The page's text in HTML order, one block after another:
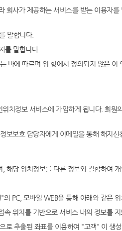
사가 제공하는 서비스를 받는 이용자
말합니다.
를 말합니다.
바에 따르며 위 항에서 정의되지 않은
치정보 서비스에 가입하게 됩니다. 회
보호 담당자에게 이메일을 통해 해지신
해당 위치정보를 다른 정보와 결합하여
PC, 모바일 WEB을 통해 아래와 같은
위치를 기반으로 서비스 내의 정보를
추출된 좌표를 이용하여 "고객" 이 생